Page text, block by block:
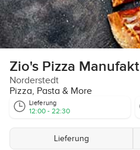
Zio's Pizza
Norderstedt
Pizza, Pasta & More
Lieferung
12:00 - 22:30
Lieferung